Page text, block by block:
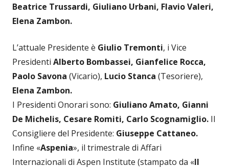
Beatrice Trussardi, Giuliano Urbani, Flavio Valeri,
Elena Zambon.
L’attuale Presidente è Giulio Tremonti, i Vice
Presidenti Alberto Bombassei, Gianfelice Rocca,
Paolo Savona (Vicario), Lucio Stanca (Tesoriere),
Elena Zambon.
I Presidenti Onorari sono: Giuliano Amato, Gianni
De Michelis, Cesare Romiti, Carlo Scognamiglio. Il
Consigliere del Presidente: Giuseppe Cattaneo.
Infine «Aspenia», il trimestrale di Affari
Internazionali di Aspen Institute (stampato da «Il